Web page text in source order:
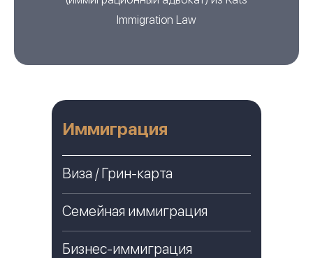
Immigration Law
Иммиграция
Виза / Грин-карта
Семейная иммиграция
Бизнес-иммиграция